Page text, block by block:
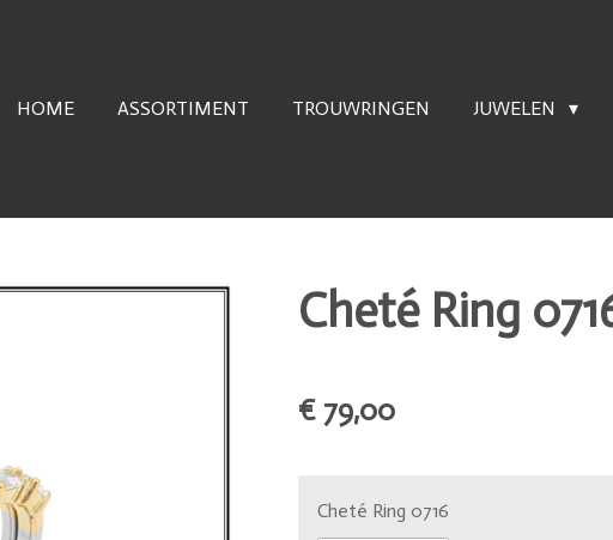
HOME ASSORTIMENT TROUWRINGEN JUWELEN
Cheté Ring
€ 79,00
Cheté Ring 0716